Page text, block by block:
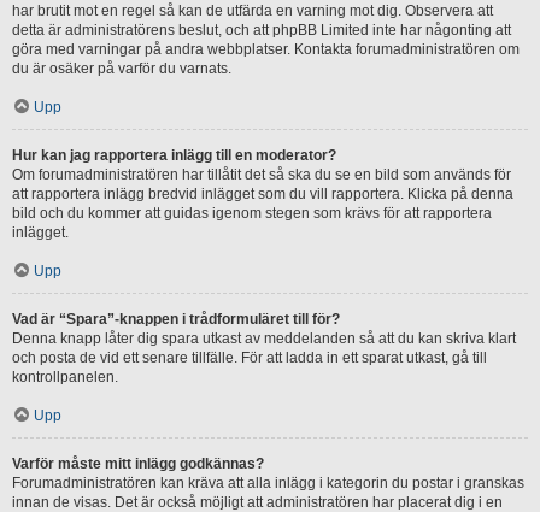
har brutit mot en regel så kan de utfärda en varning mot dig. Observera att
detta är administratörens beslut, och att phpBB Limited inte har någonting att
göra med varningar på andra webbplatser. Kontakta forumadministratören om
du är osäker på varför du varnats.
Upp
Hur kan jag rapportera inlägg till en moderator?
Om forumadministratören har tillåtit det så ska du se en bild som används för
att rapportera inlägg bredvid inlägget som du vill rapportera. Klicka på denna
bild och du kommer att guidas igenom stegen som krävs för att rapportera
inlägget.
Upp
Vad är “Spara”-knappen i trådformuläret till för?
Denna knapp låter dig spara utkast av meddelanden så att du kan skriva klart
och posta de vid ett senare tillfälle. För att ladda in ett sparat utkast, gå till
kontrollpanelen.
Upp
Varför måste mitt inlägg godkännas?
Forumadministratören kan kräva att alla inlägg i kategorin du postar i granskas
innan de visas. Det är också möjligt att administratören har placerat dig i en